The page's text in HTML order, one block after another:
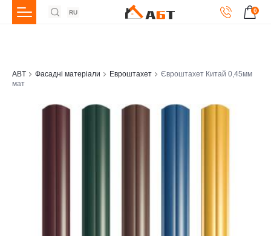
RU 0
ABT Фасадні матеріали Евроштахет
Євроштахет Китай 0,45мм
мат